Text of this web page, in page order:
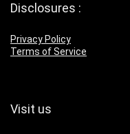
Disclosures :
Privacy Policy
Terms of Service
Visit us